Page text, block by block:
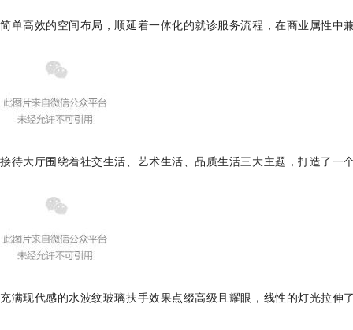
简单高效的空间布局，顺延着一体化的就诊服务流程，在商业属性
接待大厅围绕着社交生活、艺术生活、品质生活三大主题，打造了
充满现代感的水波纹玻璃扶手效果点缀高级且耀眼，线性的灯光拉伸